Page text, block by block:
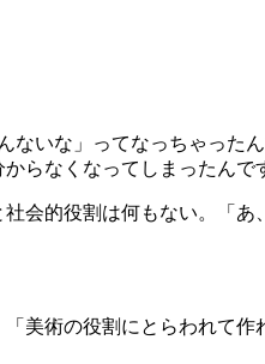
いな」ってなっちゃった
らなくなってしまったんで
会的役割は何もない。「あ
美術の役割にとらわれて作